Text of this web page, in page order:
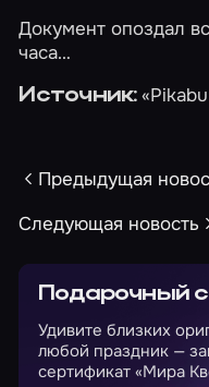
Документ опоздал
часа…
Источник:
Предыдущая
Следующая новость
Подарочный
Удивите близких
любой праздник —
сертификат «Мира